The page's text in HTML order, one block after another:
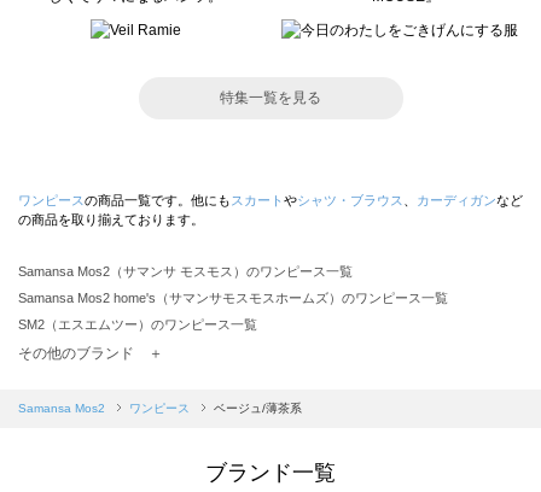
特集一覧を見る
ワンピースの商品一覧です。他にも スカート やシャツ・ブラウス カーディガンなど
の商品を取り揃えております。
Samansa Mos2（サマンサ モスモス）のワンピース一覧
Samansa Mos2 home's（サマンサモスモスホームズ）のワンピース一覧
SM2（エスエムツー）のワンピース一覧
TSUHARU by Samansa Mos2（ツハルバイサマンサモスモス）のワンピース一覧
Samansa Mos2 blue（サマンサモスモス ブルー）のワンピース一覧
sō4ū（ソウフォーユー）のワンピース一覧
その他のブランド ＋
Samansa Mos2 ワンピース ベージュ/薄茶系
ブランド一覧